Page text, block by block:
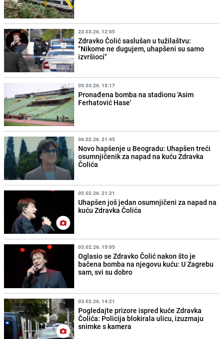
23.03.26. 12:05
Zdravko Čolić saslušan u tužilaštvu:
"Nikome ne dugujem, uhapšeni su samo
izvršioci"
05.03.26. 15:17
Pronađena bomba na stadionu 'Asim
Ferhatović Hase'
06.02.26. 21:45
Novo hapšenje u Beogradu: Uhapšen treći
osumnjičenik za napad na kuću Zdravka
Čolića
05.02.26. 21:21
Uhapšen još jedan osumnjičeni za napad na
kuću Zdravka Čolića
03.02.26. 15:05
Oglasio se Zdravko Čolić nakon što je
bačena bomba na njegovu kuću: U Zagrebu
sam, svi su dobro
03.02.26. 14:21
Pogledajte prizore ispred kuće Zdravka
Čolića: Policija blokirala ulicu, izuzmaju
snimke s kamera